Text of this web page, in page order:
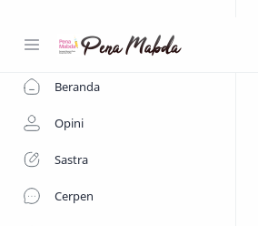
Beranda
Opini
Sastra
Cerpen